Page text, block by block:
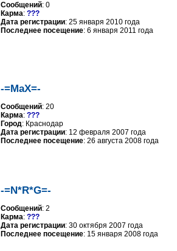
Сообщений: 0
Карма: ???
Дата регистрации: 25 января 2010 года
Последнее посещение: 6 января 2011 года
-=MaX=-
Сообщений: 20
Карма: ???
Город: Краснодар
Дата регистрации: 12 февраля 2007 года
Последнее посещение: 26 августа 2008 года
-=N*R*G=-
Сообщений: 2
Карма: ???
Дата регистрации: 30 октября 2007 года
Последнее посещение: 15 января 2008 года